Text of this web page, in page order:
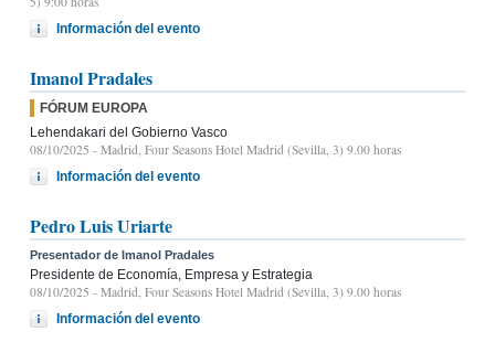
Información del evento
Imanol Pradales
FÓRUM EUROPA
Lehendakari del Gobierno Vasco
08/10/2025 - Madrid, Four Seasons Hotel Madrid (Sevilla, 3) 9.00 horas
Información del evento
Pedro Luis Uriarte
Presentador de Imanol Pradales
Presidente de Economía, Empresa y Estrategia
08/10/2025 - Madrid, Four Seasons Hotel Madrid (Sevilla, 3) 9.00 horas
Información del evento